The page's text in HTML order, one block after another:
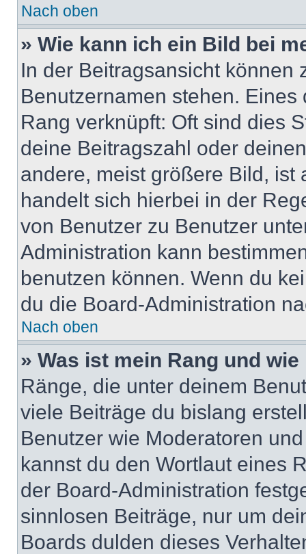
Nach oben
» Wie kann ich ein Bild bei
In der Beitragsansicht können
Benutzernamen stehen.
Rang verknüpft: Oft sind dies
deine Beitragszahl oder
andere, meist größere Bild, ist
handelt sich hierbei in der
von Benutzer zu Benutzer
Administration kann
benutzen können. Wenn du
du die Board-Administration
Nach oben
» Was ist mein Rang und
Ränge, die unter deinem
viele Beiträge du bislang
Benutzer wie Moderatoren
kannst du den Wortlaut eines
der Board-Administration
sinnlosen Beiträge, nur um
Boards dulden dieses